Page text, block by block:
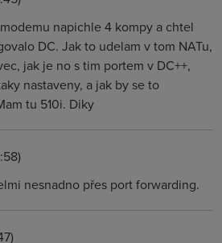
napichle 4 kompy a chtel
DC. Jak to udelam v tom NATu,
jak je no s tim portem v DC++,
nastaveny, a jak by se to
tu 510i. Diky
nesnadno přes port forwarding.